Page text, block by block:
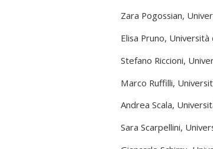
Zara Pogossian,
Elisa Pruno, Università
Stefano Riccioni,
Marco Ruffilli,
Andrea Scala,
Sara Scarpellini,